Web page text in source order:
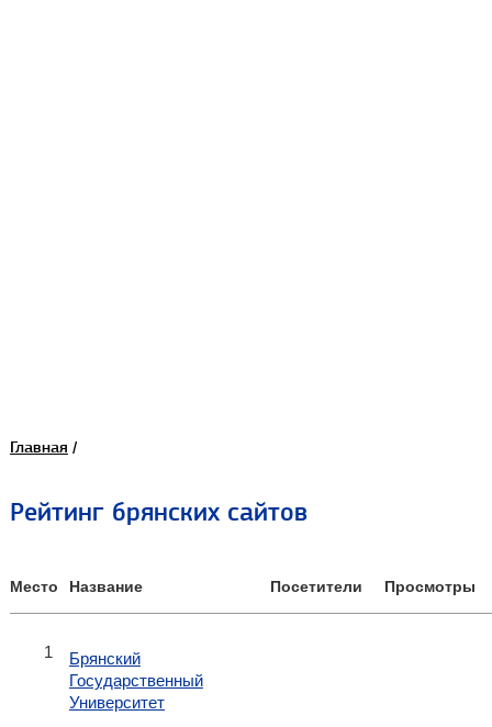
Главная /
Рейтинг брянских сайтов
Место Название Посетители Просмотры
1
Брянский
Государственный
Университет